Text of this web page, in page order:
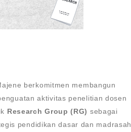
berkomitmen membangun
aktivitas penelitian dosen
Research Group (RG) sebagai
pendidikan dasar dan madrasah